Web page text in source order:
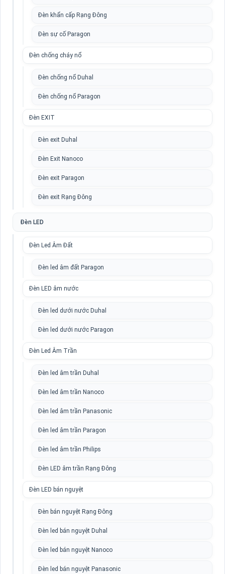
Đèn khẩn cấp Rạng Đông
Đèn sự cố Paragon
Đèn chống cháy nổ
Đèn chống nổ Duhal
Đèn chống nổ Paragon
Đèn EXIT
Đèn exit Duhal
Đèn Exit Nanoco
Đèn exit Paragon
Đèn exit Rạng Đông
Đèn LED
Đèn Led Âm Đất
Đèn led âm đất Paragon
Đèn LED âm nước
Đèn led dưới nước Duhal
Đèn led dưới nước Paragon
Đèn Led Âm Trần
Đèn led âm trần Duhal
Đèn led âm trần Nanoco
Đèn led âm trần Panasonic
Đèn led âm trần Paragon
Đèn led âm trần Philips
Đèn LED âm trần Rạng Đông
Đèn LED bán nguyệt
Đèn bán nguyệt Rạng Đông
Đèn led bán nguyệt Duhal
Đèn led bán nguyệt Nanoco
Đèn led bán nguyệt Panasonic